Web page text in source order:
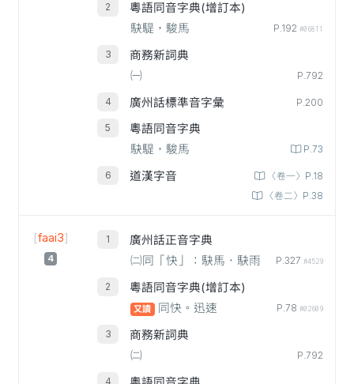
粵語同音字典(增訂本)
駃騠，駿馬
P.192 #06811
商務新詞典
㈠
P.792
廣州話標準音字彙 P.200
粵語同音字典
駃騠，駿馬
P.73
道漢字音
〈卷一〉P.18
〈卷二〉P.38
[faai3]
4
廣州話正音字典
㈡同「快」：駃馬．駃雨
P.327 #4529
粵語同音字典(增訂本)
又讀 同快。迅速 P.78 #02609
商務新詞典
㈡
P.792